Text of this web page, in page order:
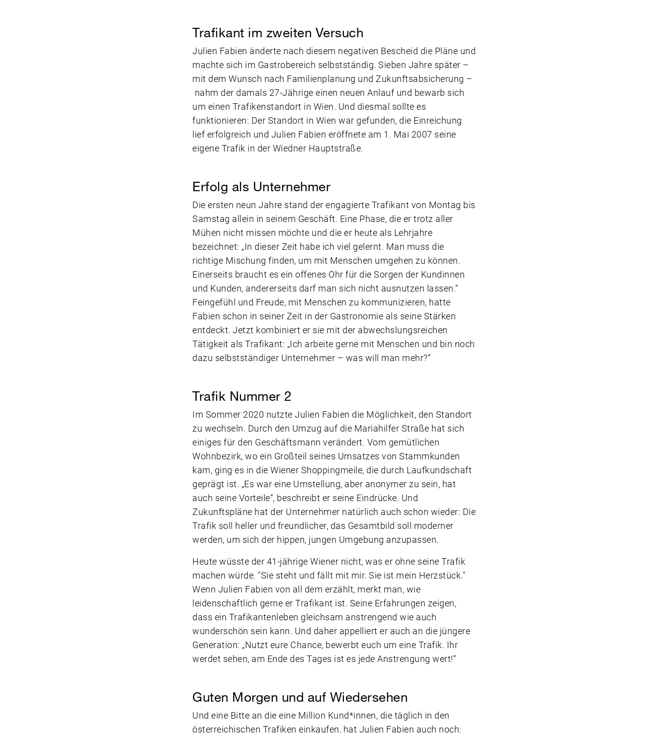
Trafikant im zweiten Versuch
Julien Fabien änderte nach diesem negativen Bescheid die Pläne und
machte sich im Gastrobereich selbstständig. Sieben Jahre später –
mit dem Wunsch nach Familienplanung und Zukunftsabsicherung –
nahm der damals 27-Jährige einen neuen Anlauf und bewarb sich
um einen Trafikenstandort in Wien. Und diesmal sollte es
funktionieren: Der Standort in Wien war gefunden, die Einreichung
lief erfolgreich und Julien Fabien eröffnete am 1. Mai 2007 seine
eigene Trafik in der Wiedner Hauptstraße.
Erfolg als Unternehmer
Die ersten neun Jahre stand der engagierte Trafikant von Montag bis
Samstag allein in seinem Geschäft. Eine Phase, die er trotz aller
Mühen nicht missen möchte und die er heute als Lehrjahre
bezeichnet: „In dieser Zeit habe ich viel gelernt. Man muss die
richtige Mischung finden, um mit Menschen umgehen zu können.
Einerseits braucht es ein offenes Ohr für die Sorgen der Kundinnen
und Kunden, andererseits darf man sich nicht ausnutzen lassen.“
Feingefühl und Freude, mit Menschen zu kommunizieren, hatte
Fabien schon in seiner Zeit in der Gastronomie als seine Stärken
entdeckt. Jetzt kombiniert er sie mit der abwechslungsreichen
Tätigkeit als Trafikant: „Ich arbeite gerne mit Menschen und bin noch
dazu selbstständiger Unternehmer – was will man mehr?“
Trafik Nummer 2
Im Sommer 2020 nutzte Julien Fabien die Möglichkeit, den Standort
zu wechseln. Durch den Umzug auf die Mariahilfer Straße hat sich
einiges für den Geschäftsmann verändert. Vom gemütlichen
Wohnbezirk, wo ein Großteil seines Umsatzes von Stammkunden
kam, ging es in die Wiener Shoppingmeile, die durch Laufkundschaft
geprägt ist. „Es war eine Umstellung, aber anonymer zu sein, hat
auch seine Vorteile“, beschreibt er seine Eindrücke. Und
Zukunftspläne hat der Unternehmer natürlich auch schon wieder: Die
Trafik soll heller und freundlicher, das Gesamtbild soll moderner
werden, um sich der hippen, jungen Umgebung anzupassen.
Heute wüsste der 41-jährige Wiener nicht, was er ohne seine Trafik
machen würde. "Sie steht und fällt mit mir. Sie ist mein Herzstück."
Wenn Julien Fabien von all dem erzählt, merkt man, wie
leidenschaftlich gerne er Trafikant ist. Seine Erfahrungen zeigen,
dass ein Trafikantenleben gleichsam anstrengend wie auch
wunderschön sein kann. Und daher appelliert er auch an die jüngere
Generation: „Nutzt eure Chance, bewerbt euch um eine Trafik. Ihr
werdet sehen, am Ende des Tages ist es jede Anstrengung wert!“
Guten Morgen und auf Wiedersehen
Und eine Bitte an die eine Million Kund*innen, die täglich in den
österreichischen Trafiken einkaufen, hat Julien Fabien auch noch: